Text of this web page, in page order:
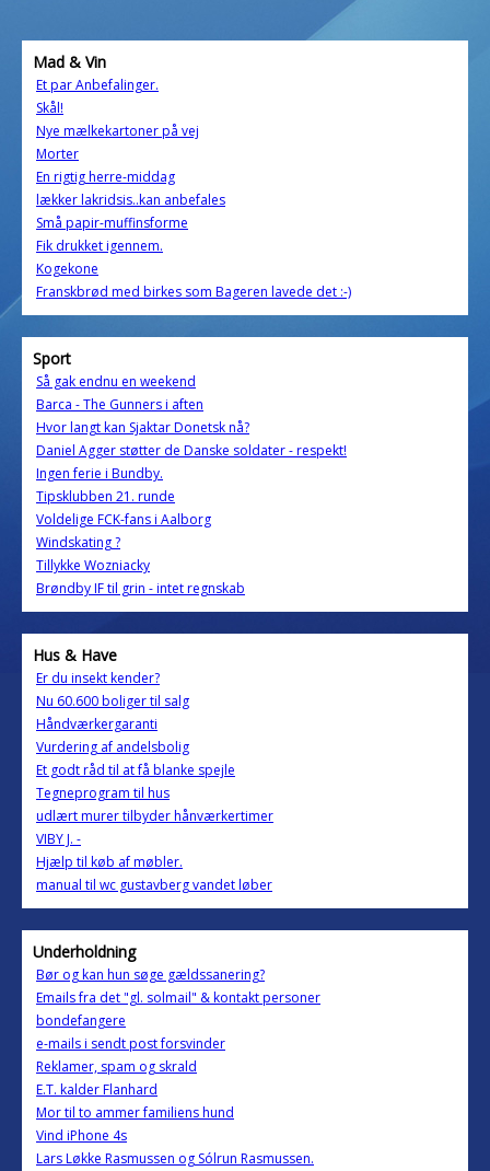
Mad & Vin
Et par Anbefalinger.
Skål!
Nye mælkekartoner på vej
Morter
En rigtig herre-middag
lækker lakridsis..kan anbefales
Små papir-muffinsforme
Fik drukket igennem.
Kogekone
Franskbrød med birkes som Bageren lavede det :-)
Sport
Så gak endnu en weekend
Barca - The Gunners i aften
Hvor langt kan Sjaktar Donetsk nå?
Daniel Agger støtter de Danske soldater - respekt!
Ingen ferie i Bundby.
Tipsklubben 21. runde
Voldelige FCK-fans i Aalborg
Windskating ?
Tillykke Wozniacky
Brøndby IF til grin - intet regnskab
Hus & Have
Er du insekt kender?
Nu 60.600 boliger til salg
Håndværkergaranti
Vurdering af andelsbolig
Et godt råd til at få blanke spejle
Tegneprogram til hus
udlært murer tilbyder hånværkertimer
VIBY J. -
Hjælp til køb af møbler.
manual til wc gustavberg vandet løber
Underholdning
Bør og kan hun søge gældssanering?
Emails fra det "gl. solmail" & kontakt personer
bondefangere
e-mails i sendt post forsvinder
Reklamer, spam og skrald
E.T. kalder Flanhard
Mor til to ammer familiens hund
Vind iPhone 4s
Lars Løkke Rasmussen og Sólrun Rasmussen.